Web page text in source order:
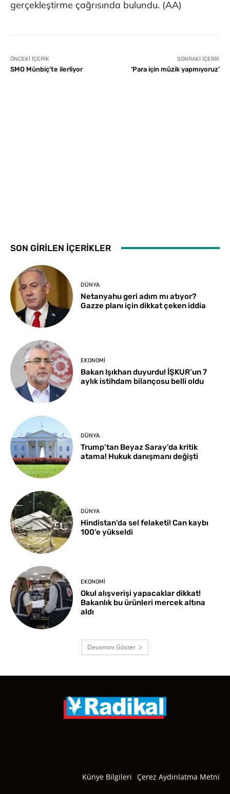
gerçekleştirme çağrısında bulundu. (AA)
ÖNCEKI İÇERIK
SMO Münbiç’te ilerliyor
SONRAKI İÇERIK
‘Para için müzik yapmıyoruz’
SON GİRİLEN İÇERİKLER
DÜNYA
Netanyahu geri adım mı atıyor?
Gazze planı için dikkat çeken iddia
EKONOMI
Bakan Işıkhan duyurdu! İŞKUR’un 7
aylık istihdam bilançosu belli oldu
DÜNYA
Trump’tan Beyaz Saray’da kritik
atama! Hukuk danışmanı değişti
DÜNYA
Hindistan’da sel felaketi! Can kaybı
100’e yükseldi
EKONOMI
Okul alışverişi yapacaklar dikkat!
Bakanlık bu ürünleri mercek altına
aldı
Devamını Göster
Künye Bilgileri Çerez Aydınlatma Metni